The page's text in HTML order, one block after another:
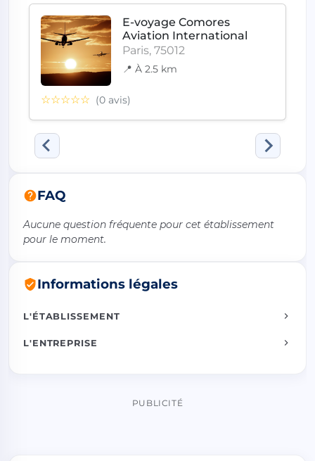
E-voyage Comores
Aviation International
Paris, 75012
📍 À 2.5 km
☆☆☆☆☆ (0 avis)
FAQ
Aucune question fréquente pour cet établissement
pour le moment.
Informations légales
L'ÉTABLISSEMENT
L'ENTREPRISE
PUBLICITÉ